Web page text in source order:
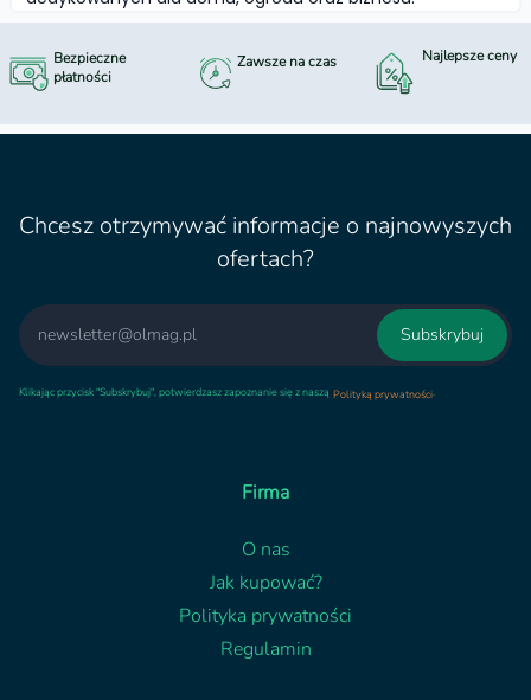
Bezpieczne
płatności
Zawsze na czas Najlepsze ceny
Chcesz otrzymywać informacje o najnowyszych
ofertach?
Email
Subskrybuj
Klikając przycisk "Subskrybuj", potwierdzasz zapoznanie się z naszą Polityką prywatności.
Firma
O nas
Jak kupować?
Polityka prywatności
Regulamin